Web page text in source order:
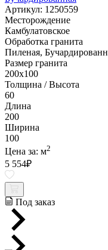
Артикул: 1250559
Месторождение
Камбулатовское
Обработка гранита
Пиленая,
Размер гранита
200х100
Толщина / Высота
60
Длина
200
Ширина
100
Цена за: м2
5 554₽
Под заказ